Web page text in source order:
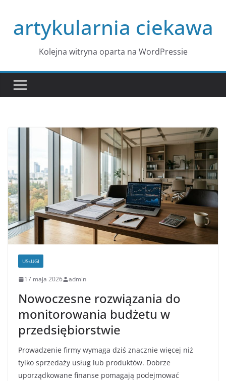
treściartykularnia ciekawa
Kolejna witryna oparta na WordPressie
USŁUGI
17 maja 2026 admin
Nowoczesne rozwiązania do
monitorowania budżetu w
przedsiębiorstwie
Prowadzenie firmy wymaga dziś znacznie więcej niż
tylko sprzedaży usług lub produktów. Dobrze
uporządkowane finanse pomagają podejmować